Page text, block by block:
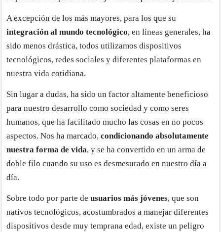
A excepción de los más mayores, para los que su
integración al mundo tecnológico, en líneas generales, ha
sido menos drástica, todos utilizamos dispositivos
tecnológicos, redes sociales y diferentes plataformas en
nuestra vida cotidiana.
Sin lugar a dudas, ha sido un factor altamente beneficioso
para nuestro desarrollo como sociedad y como seres
humanos, que ha facilitado mucho las cosas en no pocos
aspectos. Nos ha marcado,condicionando absolutamente
nuestra forma de vida, y se ha convertido en un arma de
doble filo cuando su uso es desmesurado en nuestro día a
día.
Sobre todo por parte deusuarios más jóvenes, que son
nativos tecnológicos, acostumbrados a manejar diferentes
dispositivos desde muy temprana edad, existe un peligro